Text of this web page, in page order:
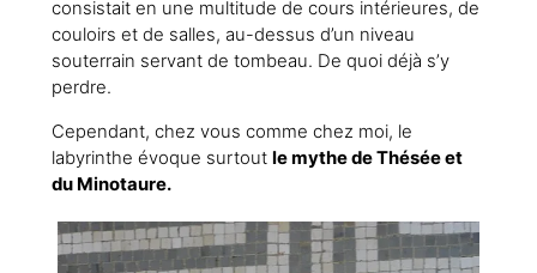
consistait en une multitude de cours intérieures, de
couloirs et de salles, au-dessus d’un niveau
souterrain servant de tombeau. De quoi déjà s’y
perdre.
Cependant, chez vous comme chez moi, le
labyrinthe évoque surtout le mythe de Thésée et
du Minotaure.